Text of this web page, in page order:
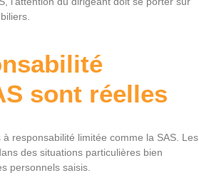
sont réelles
responsabilité limitée comme la SAS. Les
des situations particulières bien
personnels saisis.